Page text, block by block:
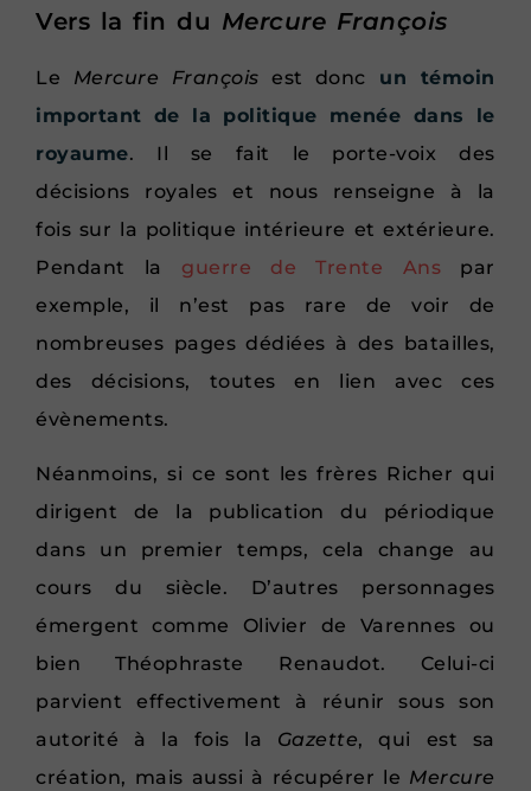
Vers la fin du Mercure François
Le Mercure François est donc un témoin
important de la politique menée dans le
royaume. Il se fait le porte-voix des
décisions royales et nous renseigne à la
fois sur la politique intérieure et extérieure.
Pendant la guerre de Trente Ans par
exemple, il n’est pas rare de voir de
nombreuses pages dédiées à des batailles,
des décisions, toutes en lien avec ces
évènements.
Néanmoins, si ce sont les frères Richer qui
dirigent de la publication du
périodique
dans un premier temps, cela change au
cours du siècle. D’autres personnages
émergent comme Olivier de Varennes ou
bien Théophraste Renaudot. Celui-ci
parvient effectivement à réunir sous son
autorité à la fois la Gazette, qui est sa
création, mais aussi à récupérer le Mercure